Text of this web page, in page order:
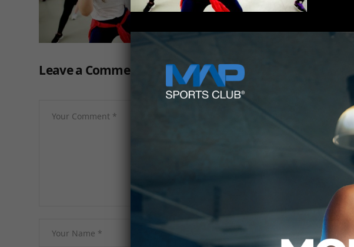
Leave a Comment